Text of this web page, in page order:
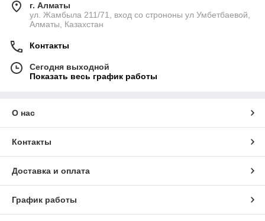
г. Алматы
ул. Жамбыла 211/71, вход со строноны ул Умбетбаевой,
Алматы, Казахстан
Контакты
Сегодня выходной
Показать весь график работы
О нас
Контакты
Доставка и оплата
График работы